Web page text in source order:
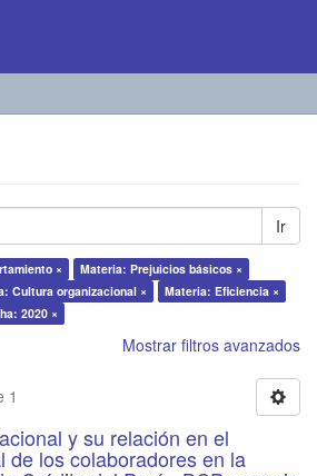
Ir
×
Materia: Prejuicios básicos ×
Cultura organizacional ×
Materia: Eficiencia ×
2020 ×
Mostrar filtros avanzados
1
y su relación en el
de los colaboradores en la